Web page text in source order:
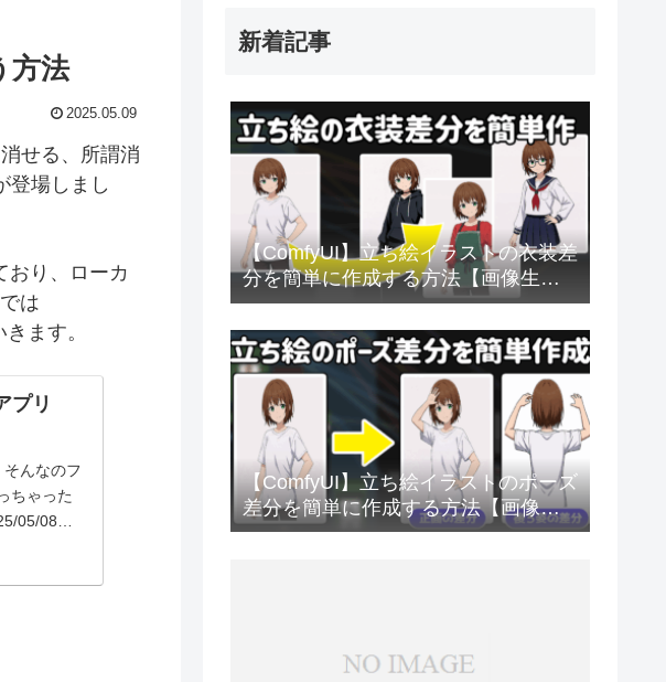
方法
2025.05.09
せる、所謂消
登場しまし
おり、ローカ
は
ます。
プリ
んなのフ
ちゃった
05/08追
新着記事
【ComfyUI】立ち絵イラストの衣装差
分を簡単に作成する方法【画像生成
AI】
【ComfyUI】立ち絵イラストのポーズ
差分を簡単に作成する方法【画像生
成AI】